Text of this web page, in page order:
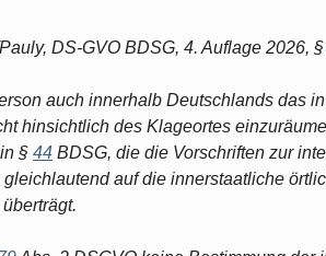
DS-GVO BDSG, 4. Auflage 2026, §
auch innerhalb Deutschlands das in
hinsichtlich des Klageortes
§ 44 BDSG, die die Vorschriften zur
auf die innerstaatliche